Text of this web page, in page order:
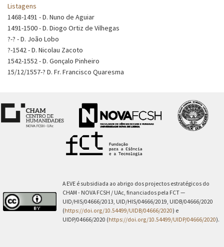
Listagens
1468-1491 - D. Nuno de Aguiar
1491-1500 - D. Diogo Ortiz de Vilhegas
?-? - D. João Lobo
?-1542 - D. Nicolau Zacoto
1542-1552 - D. Gonçalo Pinheiro
15/12/1557-? D. Fr. Francisco Quaresma
A EVE é subsidiada ao abrigo dos projectos estratégicos do
CHAM - NOVA FCSH / UAc, financiados pela FCT —
UID/HIS/04666/2013, UID/HIS/04666/2019, UIDB/04666/2020
(https://doi.org/10.54499/UIDB/04666/2020) e
UIDP/04666/2020 (https://doi.org/10.54499/UIDP/04666/2020).